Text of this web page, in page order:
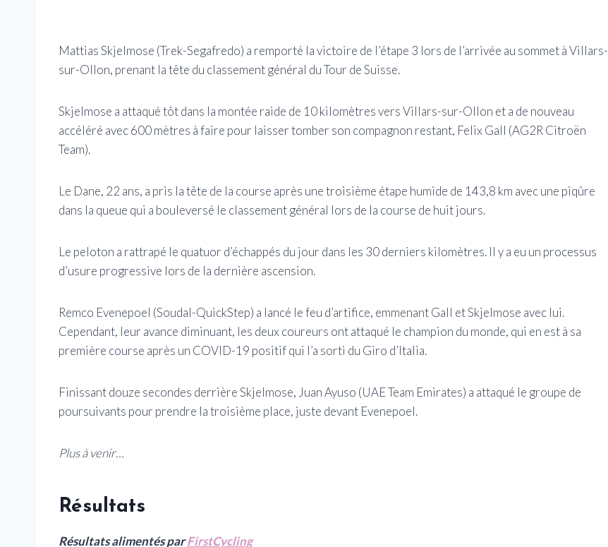
Mattias Skjelmose (Trek-Segafredo) a remporté la victoire de l’étape 3 lors de l’arrivée au sommet à Villars-
sur-Ollon, prenant la tête du classement général du Tour de Suisse.
Skjelmose a attaqué tôt dans la montée raide de 10 kilomètres vers Villars-sur-Ollon et a de nouveau
accéléré avec 600 mètres à faire pour laisser tomber son compagnon restant, Felix Gall (AG2R Citroën
Team).
Le Dane, 22 ans, a pris la tête de la course après une troisième étape humide de 143,8 km avec une piqûre
dans la queue qui a bouleversé le classement général lors de la course de huit jours.
Le peloton a rattrapé le quatuor d’échappés du jour dans les 30 derniers kilomètres. Il y a eu un processus
d’usure progressive lors de la dernière ascension.
Remco Evenepoel (Soudal-QuickStep) a lancé le feu d’artifice, emmenant Gall et Skjelmose avec lui.
Cependant, leur avance diminuant, les deux coureurs ont attaqué le champion du monde, qui en est à sa
première course après un COVID-19 positif qui l’a sorti du Giro d’Italia.
Finissant douze secondes derrière Skjelmose, Juan Ayuso (UAE Team Emirates) a attaqué le groupe de
poursuivants pour prendre la troisième place, juste devant Evenepoel.
Plus à venir…
Résultats
Résultats alimentés parFirstCycling